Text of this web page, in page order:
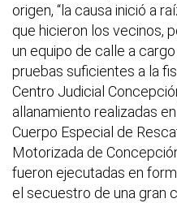
origen, “la causa inició a
que hicieron los vecinos,
un equipo de calle a
pruebas suficientes a la
Centro Judicial
allanamiento realizadas
Cuerpo Especial de
Motorizada de
fueron ejecutadas en
el secuestro de una gran